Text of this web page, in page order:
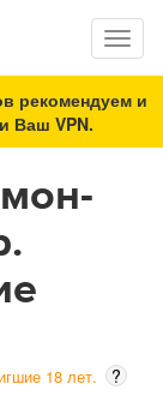
рекомендуем и
Ваш VPN.
18 лет.
?